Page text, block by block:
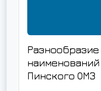
Пинского ОМЗ